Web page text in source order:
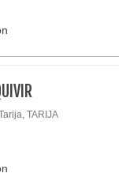
TARIJA